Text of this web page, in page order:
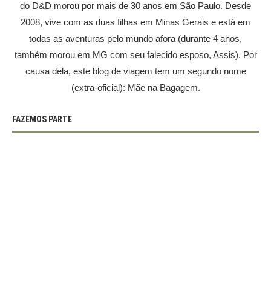
do D&D morou por mais de 30 anos em São Paulo. Desde
2008, vive com as duas filhas em Minas Gerais e está em
todas as aventuras pelo mundo afora (durante 4 anos,
também morou em MG com seu falecido esposo, Assis). Por
causa dela, este blog de viagem tem um segundo nome
(extra-oficial): Mãe na Bagagem.
FAZEMOS PARTE